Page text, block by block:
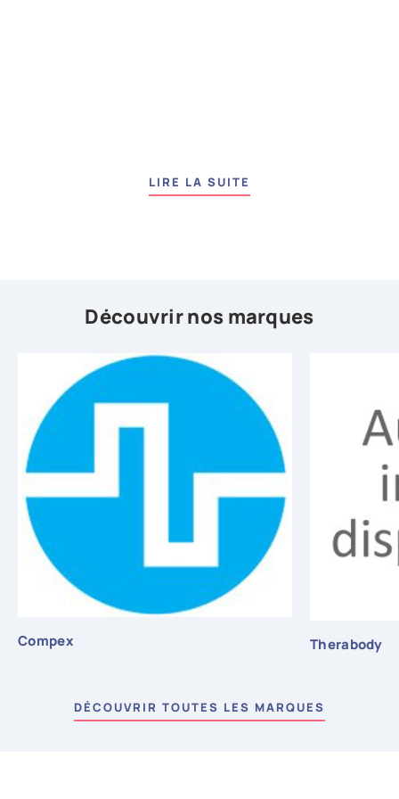
LIRE LA SUITE
Découvrir nos marques
Compex Therabody
DÉCOUVRIR TOUTES LES MARQUES